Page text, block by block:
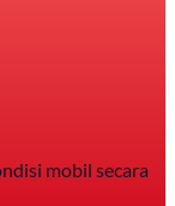
mobil secara